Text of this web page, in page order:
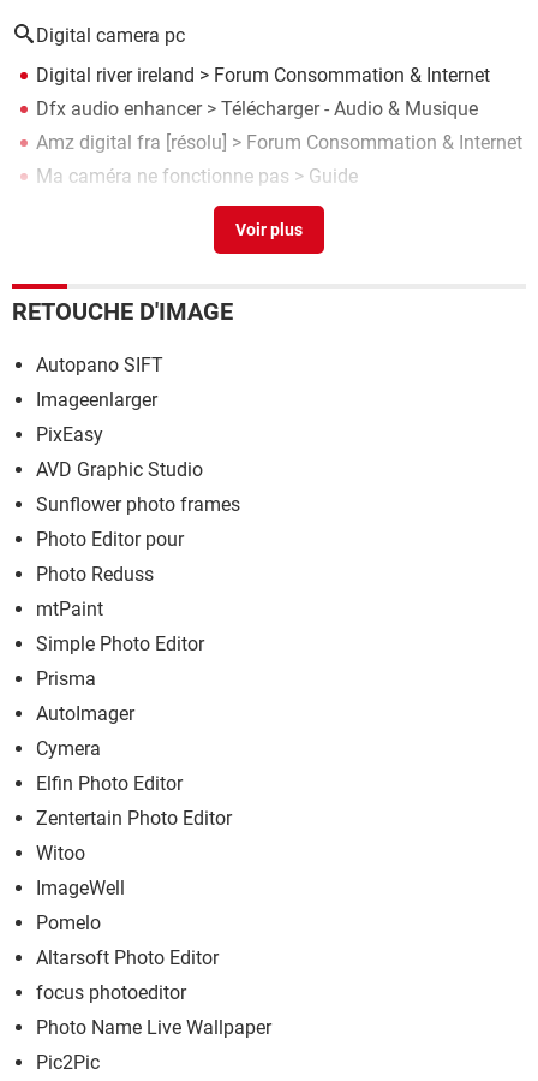
Digital camera pc
Digital river ireland > Forum Consommation & Internet
Dfx audio enhancer> Télécharger - Audio & Musique
Amz digital fra [résolu] > Forum Consommation & Internet
Ma caméra ne fonctionne pas > Guide
RETOUCHE D'IMAGE
Autopano SIFT
Imageenlarger
PixEasy
AVD Graphic Studio
Sunflower photo frames
Photo Editor pour
Photo Reduss
mtPaint
Simple Photo Editor
Prisma
AutoImager
Cymera
Elfin Photo Editor
Zentertain Photo Editor
Witoo
ImageWell
Pomelo
Altarsoft Photo Editor
focus photoeditor
Photo Name Live Wallpaper
Pic2Pic